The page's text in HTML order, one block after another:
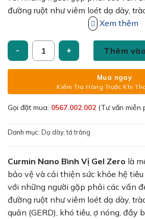
đường ruột như viêm loét dạ dày,
quản (GERD), khó tiêu, ợ nóng, đầy
nghệ
nano
tiên tiến để tăng khả
dưỡng chất, giúp cải thiện hiệu quả
Xem thêm
Curmin Nano Bình Vị Gel Zero Hỗn
Thêm
Mua ngay
Kiểm Tra Hàng Trước Khi
Gọi đặt mua: 0567.002.002 (Tư vấn miễn
Danh mục: Dạ dày, tá tràng
Curmin Nano Bình Vị Gel Zero là
bảo vệ và cải thiện sức khỏe hệ
với những người gặp phải các vấn
đường ruột như viêm loét dạ dày,
quản (GERD), khó tiêu, ợ nóng, đầy